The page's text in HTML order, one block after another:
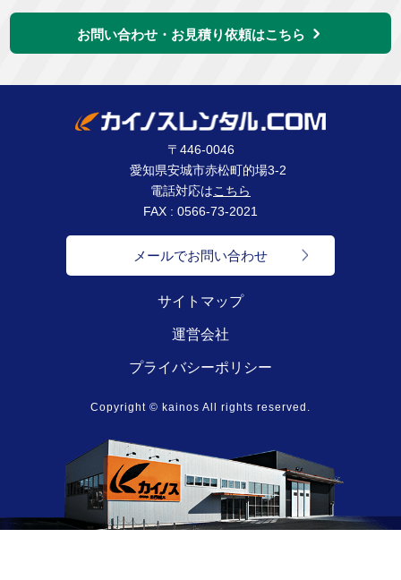
お問い合わせ・お見積り依頼はこちら
〒446-0046
愛知県安城市赤松町的場3-2
電話対応はこちら
FAX : 0566-73-2021
メールでお問い合わせ
サイトマップ
運営会社
プライバシーポリシー
Copyright © kainos All rights reserved.